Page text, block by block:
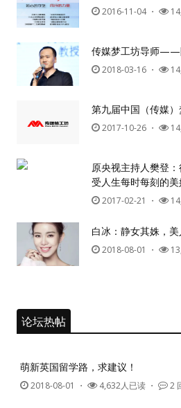
2016-11-04・
传媒梦工坊导师——
2018-03-16 ・
第九届中国（传媒）
2017-10-26 ・
原央视主持人樊登
受人生每时每刻的
2017-02-21 ・
白冰：静女其姝，
2018-08-01 ・
论坛热帖
萌新英国留学路，求建议！
2018-08-01 ・ 4,632人已读 ・ 2